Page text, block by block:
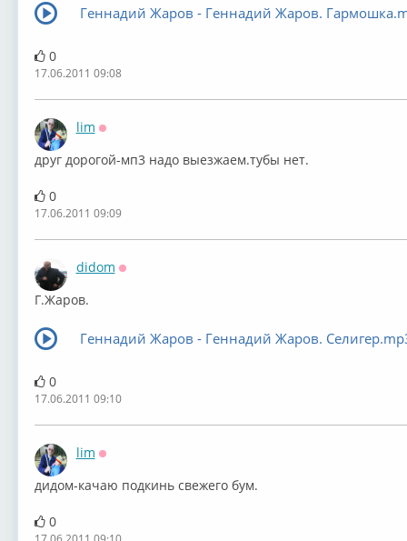
Геннадий Жаров - Геннадий Жаров.
0
17.06.2011 09:08
lim
друг дорогой-мп3 надо выезжаем.тубы нет.
0
17.06.2011 09:09
didom
Г.Жаров.
Геннадий Жаров - Геннадий Жаров.
0
17.06.2011 09:10
lim
дидом-качаю подкинь свежего бум.
0